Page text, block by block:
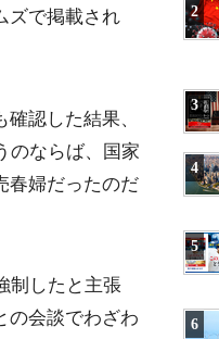
ズで掲載され
認した結果、
のならば、国家
春婦だったのだ
制したと主張
の会談でわざわ
2
3
4
5
6